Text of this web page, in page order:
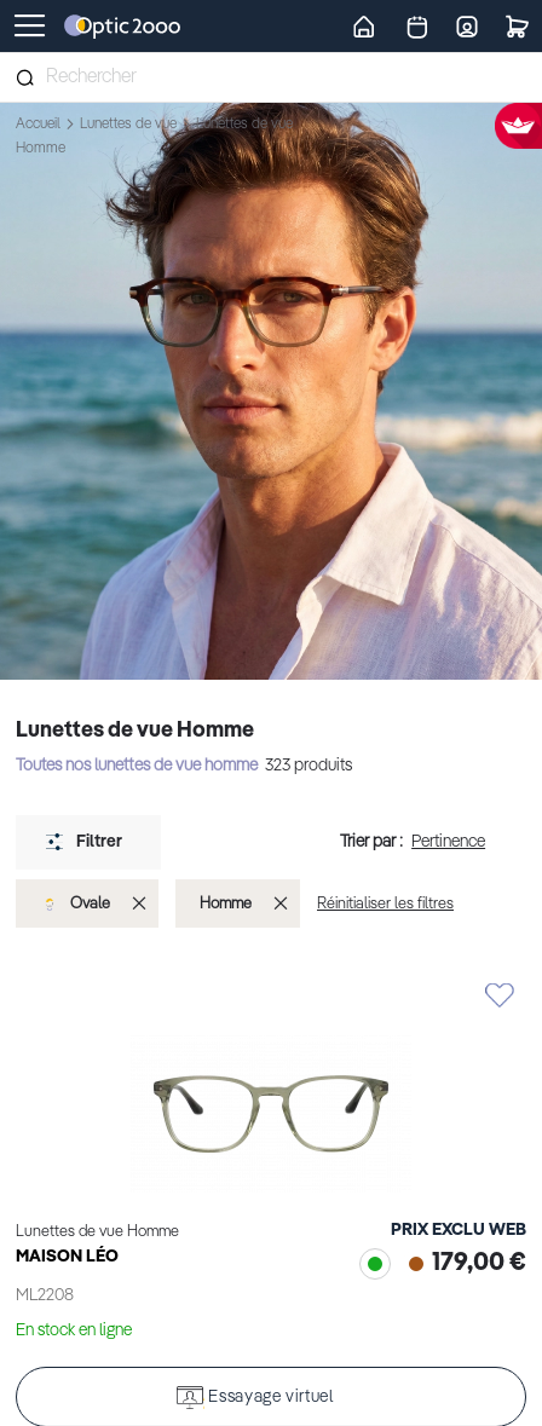
Retour vers la page d'accueil
Accueil Lunettes de vue
Lunettes de vue
Homme
Lunettes de vue Homme
Toutes nos lunettes de vue homme 323 produits
Lunettes de vue Homme
MAISON LÉO
ML2208
PRIX EXCLU WEB
179,00 €
En stock en ligne
Essayage virtuel
Filtrer Trier par :
Ovale SupprimerHomme Supprimer
Réinitialiser les filtres